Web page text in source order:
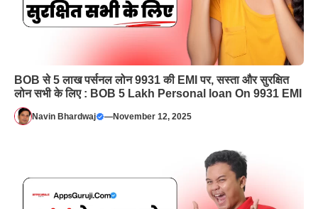
BOB से 5 लाख पर्सनल लोन 9931 की EMI पर, सस्ता और सुरक्षित
लोन सभी के लिए : BOB 5 Lakh Personal loan On 9931 EMI
Navin Bhardwaj —November 12, 2025